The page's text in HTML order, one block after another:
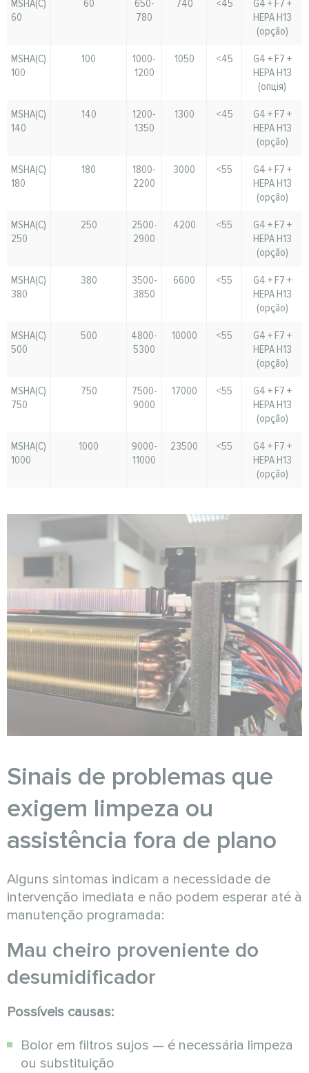
MSHA(C)
60
60
650-
780
740 <45
G4 + F7 +
HEPA H13
(opção)
MSHA(C)
100
100
1000-
1200
1050 <45
G4 + F7 +
HEPA H13
(опція)
MSHA(C)
140
140
1200-
1350
1300 <45
G4 + F7 +
HEPA H13
(opção)
MSHA(C)
180
180
1800-
2200
3000 <55
G4 + F7 +
HEPA H13
(opção)
MSHA(C)
250
250
2500-
2900
4200 <55
G4 + F7 +
HEPA H13
(opção)
MSHA(C)
380
380
3500-
3850
6600 <55
G4 + F7 +
HEPA H13
(opção)
MSHA(C)
500
500
4800-
5300
10000 <55
G4 + F7 +
HEPA H13
(opção)
MSHA(C)
750
750
7500-
9000
17000 <55
G4 + F7 +
HEPA H13
(opção)
MSHA(C)
1000
1000
9000-
11000
23500 <55
G4 + F7 +
HEPA H13
(opção)
Sinais de problemas que
exigem limpeza ou
assistência fora de plano
Alguns sintomas indicam a necessidade de
intervenção imediata e não podem esperar até à
manutenção programada:
Mau cheiro proveniente do
desumidificador
Possíveis causas:
Bolor em filtros sujos — é necessária limpeza
ou substituição